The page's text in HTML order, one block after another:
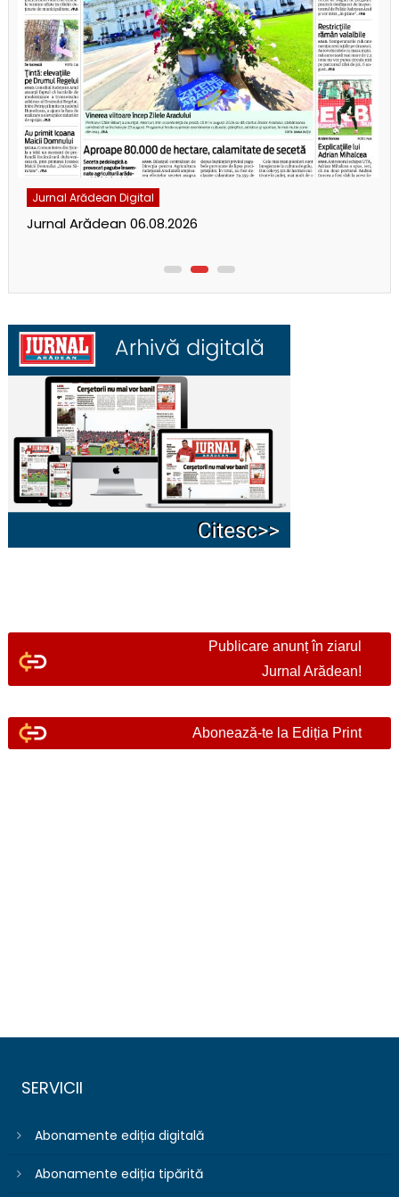
Jurnal Arădean Digital
Jurnal Arădean 06.08.2026
Publicare anunț în ziarul
Jurnal Arădean!
Abonează-te la Ediția Print
SERVICII
Abonamente ediția digitală
Abonamente ediția tipărită